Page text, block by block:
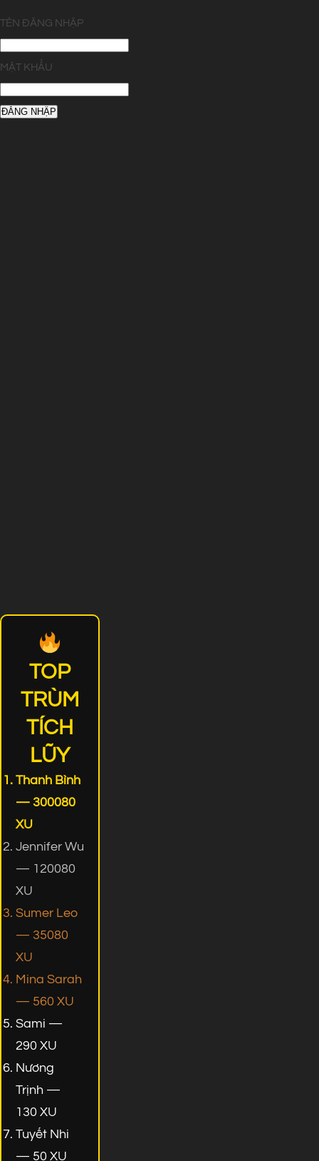
TÊN ĐĂNG NHẬP
MẬT KHẨU
TOP
TRÙM
TÍCH
LŨY
Thanh Bình
— 300080
XU
Jennifer Wu
— 120080
XU
Sumer Leo
— 35080
XU
Mina Sarah
— 560 XU
Sami —
290 XU
Nương
Trịnh —
130 XU
Tuyết Nhi
— 50 XU